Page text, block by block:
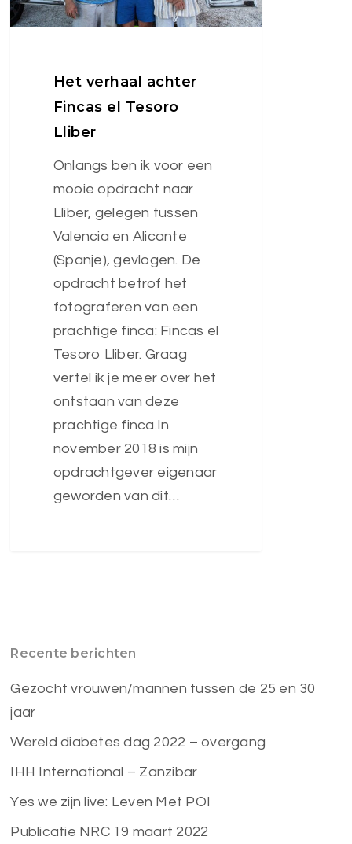
Lliber
Het verhaal achter
Fincas el Tesoro
Lliber
Onlangs ben ik voor een
mooie opdracht naar
Lliber, gelegen tussen
Valencia en Alicante
(Spanje), gevlogen. De
opdracht betrof het
fotograferen van een
prachtige finca: Fincas el
Tesoro Lliber. Graag
vertel ik je meer over het
ontstaan van deze
prachtige finca.In
november 2018 is mijn
opdrachtgever eigenaar
geworden van dit…
Recente berichten
Gezocht vrouwen/mannen tussen de 25 en 30
jaar
Wereld diabetes dag 2022 – overgang
IHH International – Zanzibar
Yes we zijn live: Leven Met POI
Publicatie NRC 19 maart 2022